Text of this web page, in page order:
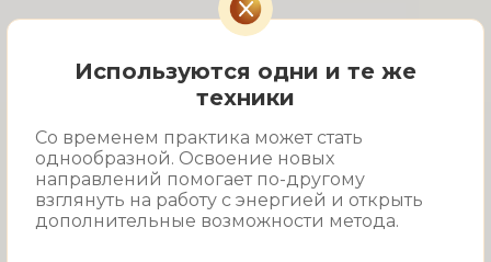
Используются одни и те же
техники
Со временем практика может стать
однообразной. Освоение новых
направлений помогает по-другому
взглянуть на работу с энергией и открыть
дополнительные возможности метода.